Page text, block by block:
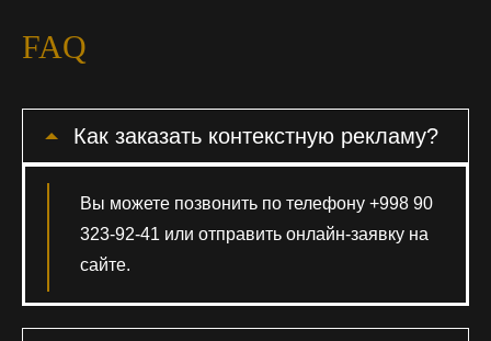
FAQ
Как заказать контекстную рекламу?
Вы можете позвонить по телефону +998 90
323-92-41 или отправить онлайн-заявку на
сайте.